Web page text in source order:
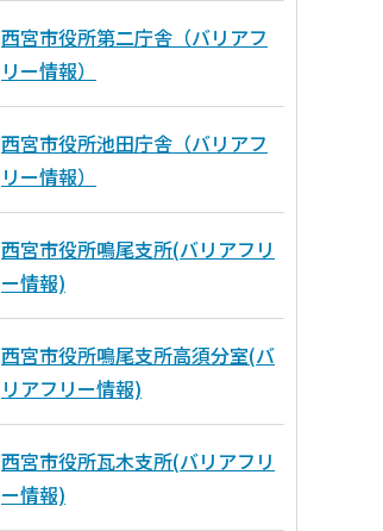
西宮市役所第二庁舎（バリアフ
リー情報）
西宮市役所池田庁舎（バリアフ
リー情報）
西宮市役所鳴尾支所(バリアフリ
ー情報)
西宮市役所鳴尾支所高須分室(バ
リアフリー情報)
西宮市役所瓦木支所(バリアフリ
ー情報)